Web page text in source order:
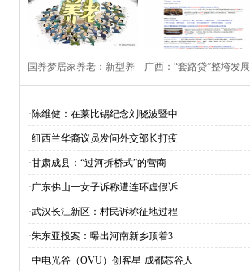
国养梦居家养老：新型养 广西：“套路贷”整垮发展
·陈维健：在莱比锡纪念刘晓波暨中
·纽西兰华裔议员发问外交部长打疫
·甘肃成县：“过河拆桥式”的营商
·广东佛山一女子诉称遭连环虚假诉
·武汉长江新区：村民诉称征地过程
·朱东亚投案：曝出河南新乡顶着3
·中电光谷（OVU）创客星·成都芯谷人